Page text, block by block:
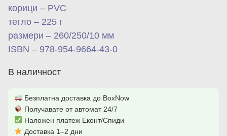
корици – PVC
тегло – 225 г
размери – 260/250/10 мм
ISBN – 978-954-9664-43-0
В наличност
Безплатна доставка до BoxNow
Получавате от автомат 24/7
Наложен платеж Еконт/Спиди
Доставка 1–2 дни